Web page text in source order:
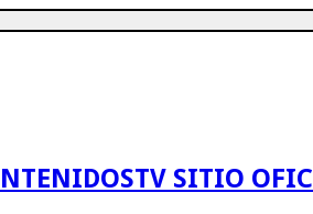
SITIO